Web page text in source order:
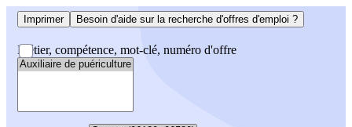
Imprimer Besoin d'aide sur la recherche d'offres d'emploi ?
Métier, compétence, mot-clé, numéro d'offre